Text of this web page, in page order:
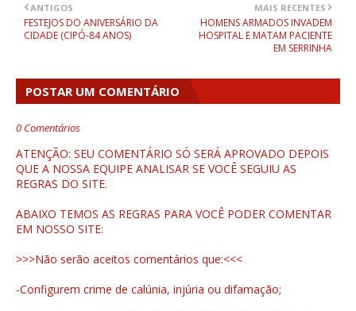
MAIS RECENTES
HOMENS ARMADOS INVADEM
HOSPITAL E MATAM PACIENTE
EM SERRINHA
ANTIGOS
FESTEJOS DO ANIVERSÁRIO DA
CIDADE (CIPÓ-84 ANOS)
POSTAR UM COMENTÁRIO
0 Comentários
ATENÇÃO: SEU COMENTÁRIO SÓ SERÁ APROVADO DEPOIS
QUE A NOSSA EQUIPE ANALISAR SE VOCÊ SEGUIU AS
REGRAS DO SITE.
ABAIXO TEMOS AS REGRAS PARA VOCÊ PODER COMENTAR
EM NOSSO SITE:
>>>Não serão aceitos comentários que:<<<
-Configurem crime de calúnia, injúria ou difamação;